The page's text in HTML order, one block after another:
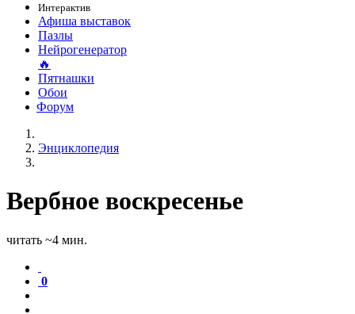
Интерактив
Афиша выставок
Пазлы
Нейрогенератор
🔥
Пятнашки
Обои
Форум
Энциклопедия
Вербное воскресенье
читать ~4 мин.
0